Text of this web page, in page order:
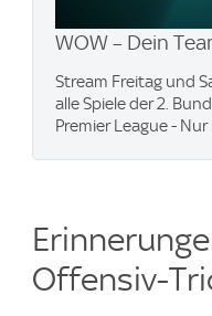
WOW – Dein
Stream Freitag und
alle Spiele der 2.
Premier League -
Offensiv-